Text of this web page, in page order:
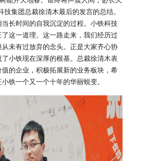
技集团总裁徐清木最后的发言的总结。
长时间的自我沉淀的过程。小铁科技
这一道理。这一路走来，我们经历过
未有过放弃的念头。正是大家齐心协
小铁现在深厚的根基。总裁徐清木表
的企业，积极拓展新的业务板块，希
铁一个又一个十年的华丽蜕变。